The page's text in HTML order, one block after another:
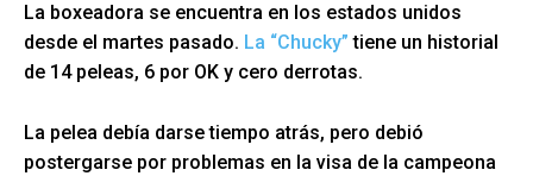
La boxeadora se encuentra en los estados unidos
desde el martes pasado. La “Chucky” tiene un historial
de 14 peleas, 6 por OK y cero derrotas.
La pelea debía darse tiempo atrás, pero debió
postergarse por problemas en la visa de la campeona